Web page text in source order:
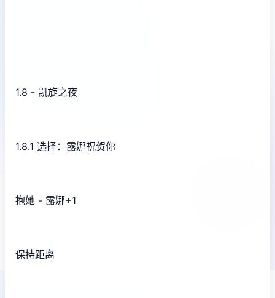
1.8 - 凯旋之夜
1.8.1 选择：露娜祝贺你
抱她 - 露娜+1
保持距离